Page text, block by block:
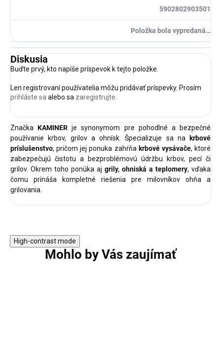
5902802903501
Položka bola vypredaná…
Diskusia
Buďte prvý, kto napíše príspevok k tejto položke.
Len registrovaní používatelia môžu pridávať príspevky. Prosím
prihláste sa alebo sa zaregistrujte
ZnačkaKAMINER je synonymom pre pohodlné a bezpečné
používanie krbov, grilov a ohnísk. Špecializuje sa na
krbové
príslušenstvo, pričom jej ponuka zahŕňa krbové vysávače, ktoré
zabezpečujú čistotu a bezproblémovú údržbu krbov, pecí či
grilov. Okrem toho ponúka aj grily, ohniská a teplomery, vďaka
čomu prináša kompletné riešenia pre milovníkov ohňa a
grilovania.
High-contrast mode
Mohlo by Vás zaujímať